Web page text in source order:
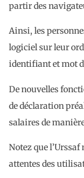
partir des
Ainsi, les
logiciel sur leur
identifiant et mot
De nouvelles
de déclaration
salaires de
Notez que
attentes des